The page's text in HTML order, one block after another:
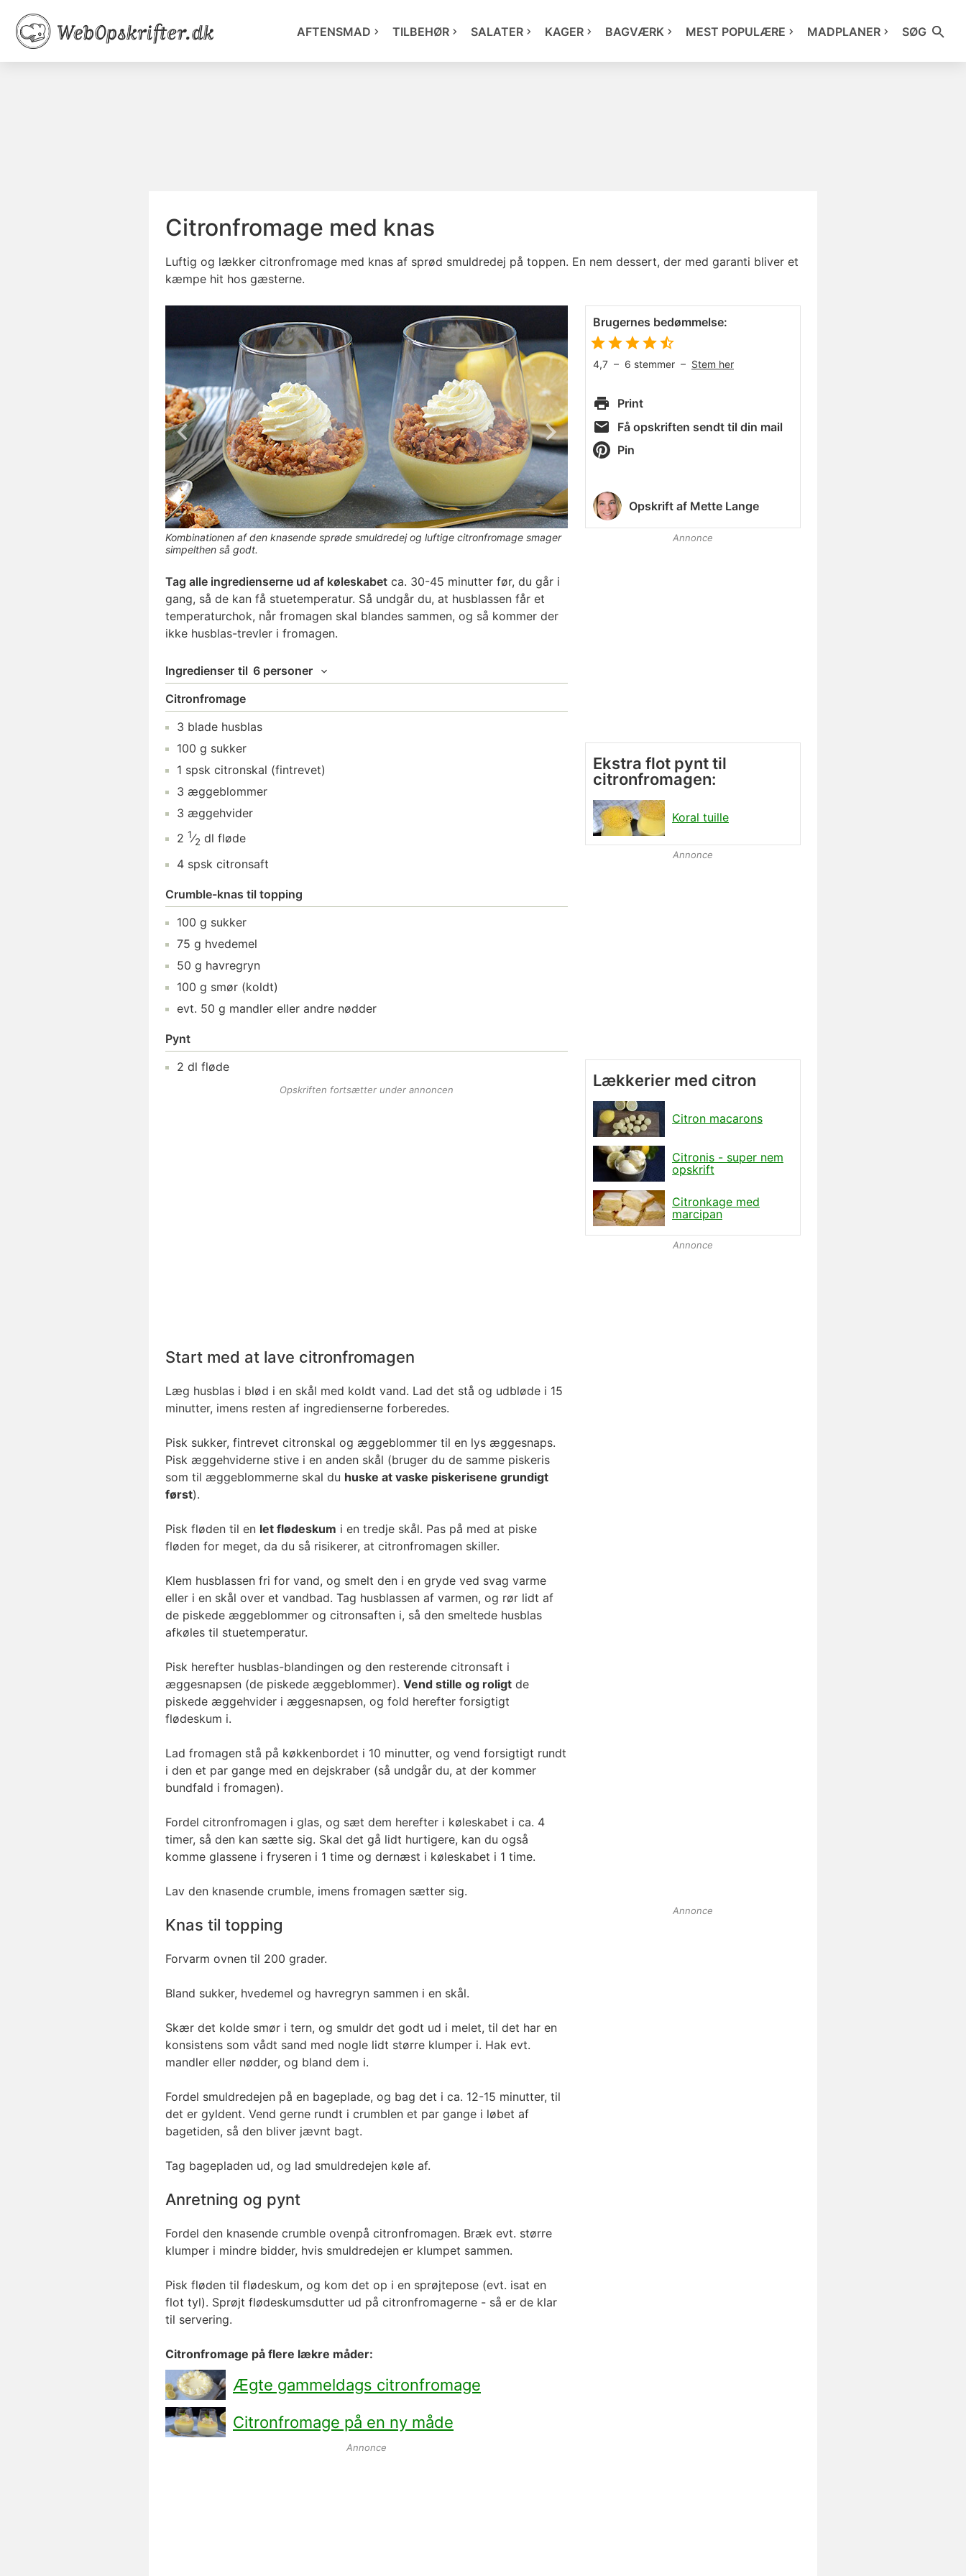
AFTENSMAD TILBEHØR SALATER KAGER BAGVÆRK MEST POPULÆRE MADPLANER SØG
Citronfromage med knas
Luftig og lækker citronfromage med knas af sprød smuldredej på toppen. En nem dessert, der med garanti bliver et
kæmpe hit hos gæsterne.
Kombinationen af den knasende sprøde smuldredej og luftige citronfromage smager
simpelthen så godt.
Tag alle ingredienserne ud af køleskabet ca. 30-45 minutter før, du går i
gang, så de kan få stuetemperatur. Så undgår du, at husblassen får et
temperaturchok, når fromagen skal blandes sammen, og så kommer der
ikke husblas-trevler i fromagen.
Ingredienser til 6 personer
Citronfromage
3 blade husblas
100 g sukker
1 spsk citronskal (fintrevet)
3 æggeblommer
3 æggehvider
2 1⁄2 dl fløde
4 spsk citronsaft
Crumble-knas til topping
100 g sukker
75 g hvedemel
50 g havregryn
100 g smør (koldt)
evt. 50 g mandler eller andre nødder
Pynt
2 dl fløde
Opskriften fortsætter under annoncen
Start med at lave citronfromagen
Læg husblas i blød i en skål med koldt vand. Lad det stå og udbløde i 15
minutter, imens resten af ingredienserne forberedes.
Pisk sukker, fintrevet citronskal og æggeblommer til en lys æggesnaps.
Pisk æggehviderne stive i en anden skål (bruger du de samme piskeris
som til æggeblommerne skal du huske at vaske piskerisene grundigt
først).
Pisk fløden til en let flødeskum i en tredje skål. Pas på med at piske
fløden for meget, da du så risikerer, at citronfromagen skiller.
Klem husblassen fri for vand, og smelt den i en gryde ved svag varme
eller i en skål over et vandbad. Tag husblassen af varmen, og rør lidt af
de piskede æggeblommer og citronsaften i, så den smeltede husblas
afkøles til stuetemperatur.
Pisk herefter husblas-blandingen og den resterende citronsaft i
æggesnapsen (de piskede æggeblommer). Vend stille og roligt de
piskede æggehvider i æggesnapsen, og fold herefter forsigtigt
flødeskum i.
Lad fromagen stå på køkkenbordet i 10 minutter, og vend forsigtigt rundt
i den et par gange med en dejskraber (så undgår du, at der kommer
bundfald i fromagen).
Fordel citronfromagen i glas, og sæt dem herefter i køleskabet i ca. 4
timer, så den kan sætte sig. Skal det gå lidt hurtigere, kan du også
komme glassene i fryseren i 1 time og dernæst i køleskabet i 1 time.
Lav den knasende crumble, imens fromagen sætter sig.
Knas til topping
Forvarm ovnen til 200 grader.
Bland sukker, hvedemel og havregryn sammen i en skål.
Skær det kolde smør i tern, og smuldr det godt ud i melet, til det har en
konsistens som vådt sand med nogle lidt større klumper i. Hak evt.
mandler eller nødder, og bland dem i.
Fordel smuldredejen på en bageplade, og bag det i ca. 12-15 minutter, til
det er gyldent. Vend gerne rundt i crumblen et par gange i løbet af
bagetiden, så den bliver jævnt bagt.
Tag bagepladen ud, og lad smuldredejen køle af.
Anretning og pynt
Fordel den knasende crumble ovenpå citronfromagen. Bræk evt. større
klumper i mindre bidder, hvis smuldredejen er klumpet sammen.
Pisk fløden til flødeskum, og kom det op i en sprøjtepose (evt. isat en
flot tyl). Sprøjt flødeskumsdutter ud på citronfromagerne - så er de klar
til servering.
Citronfromage på flere lækre måder:
Ægte gammeldags citronfromage
Citronfromage på en ny måde
Annonce
Brugernes bedømmelse:
4,7 – 6 stemmer – Stem her
Print
Få opskriften sendt til din mail
Pin
Opskrift af Mette Lange
Annonce
Ekstra flot pynt til
citronfromagen:
Koral tuille
Annonce
Lækkerier med citron
Citron macarons
Citronis - super nem
opskrift
Citronkage med
marcipan
Annonce
Annonce